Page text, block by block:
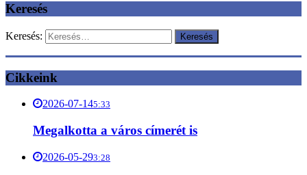
Keresés
Keresés:
Cikkeink
2026-07-145:33
Megalkotta a város címerét is
2026-05-293:28